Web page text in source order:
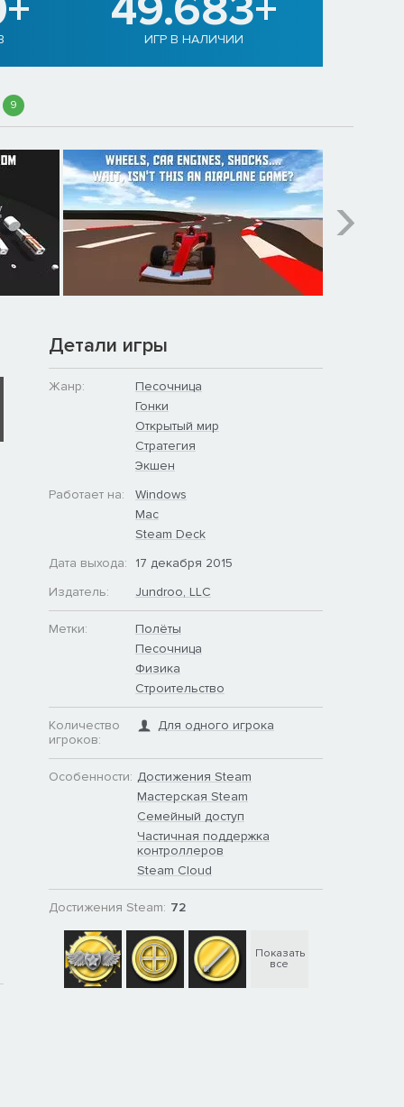
ИГР В НАЛИЧИИ
9
Детали игры
Жанр:
Песочница
Гонки
Открытый мир
Стратегия
Экшен
Работает на:
Windows
Mac
Steam Deck
Дата выхода:
17 декабря 2015
Издатель:
Jundroo, LLC
Метки:
Полёты
Песочница
Физика
Строительство
Количество
игроков:
Для одного игрока
Особенности: Достижения Steam
Мастерская Steam
Семейный доступ
Частичная поддержка
контроллеров
Steam Cloud
Достижения Steam: 72
Показать
все